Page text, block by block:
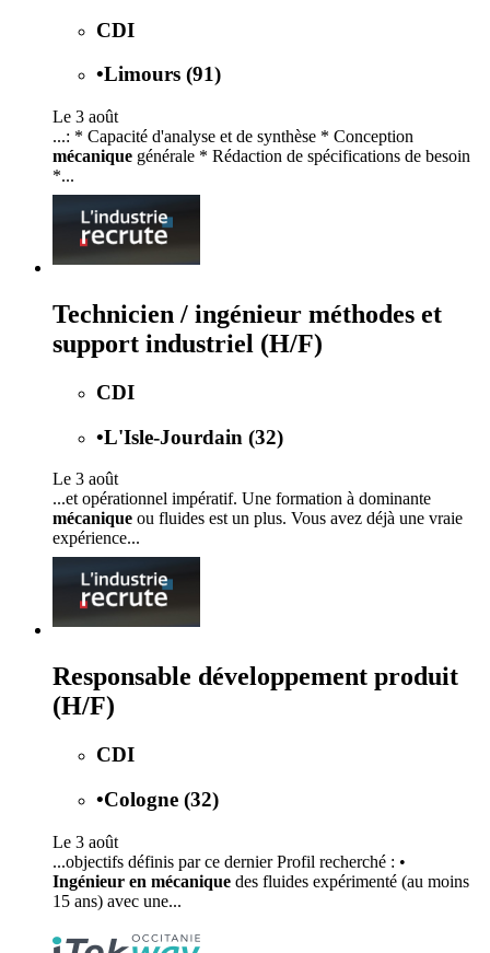
CDI
•Limours (91)
Le 3 août
...: * Capacité d'analyse et de synthèse * Conception
mécanique générale * Rédaction de spécifications de besoin
*...
Technicien / ingénieur méthodes et
support industriel (H/F)
CDI
•L'Isle-Jourdain (32)
Le 3 août
...et opérationnel impératif. Une formation à dominante
mécanique ou fluides est un plus. Vous avez déjà une vraie
expérience...
Responsable développement produit
(H/F)
CDI
•Cologne (32)
Le 3 août
...objectifs définis par ce dernier Profil recherché : •
Ingénieur en mécanique des fluides expérimenté (au moins
15 ans) avec une...